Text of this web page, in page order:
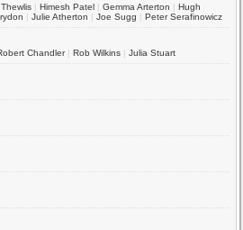
|Himesh Patel |Gemma Arterton |Hugh
|Julie Atherton |Joe Sugg |Peter Serafinowicz
Chandler|Rob Wilkins |Julia Stuart